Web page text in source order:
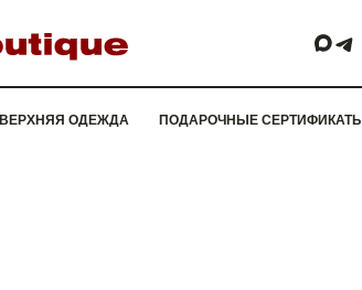
ВЕРХНЯЯ ОДЕЖДА ПОДАРОЧНЫЕ СЕРТИФИКАТЫ